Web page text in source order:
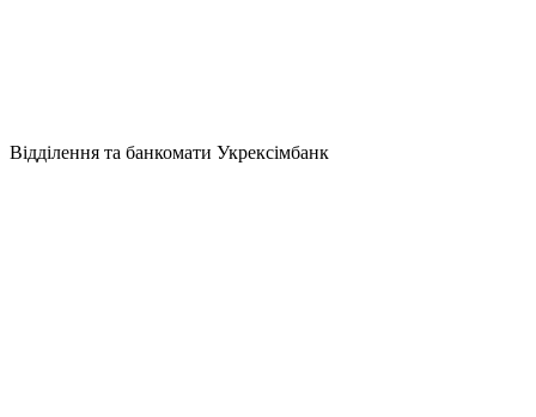
Відділення та банкомати Укрексімбанк